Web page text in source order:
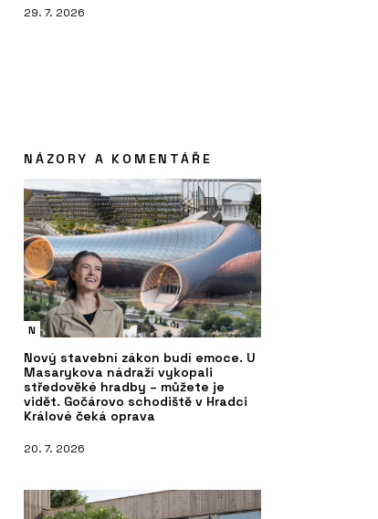
-
PRODUKTY
Pórobetonový stavební materiál
Ytong - Xella
29. 7. 2026
NÁZORY A KOMENTÁŘE
N
Nový stavební zákon budí emoce. U
Masarykova nádraží vykopali
středověké hradby – můžete je
vidět. Gočárovo schodiště v Hradci
Králové čeká oprava
20. 7. 2026